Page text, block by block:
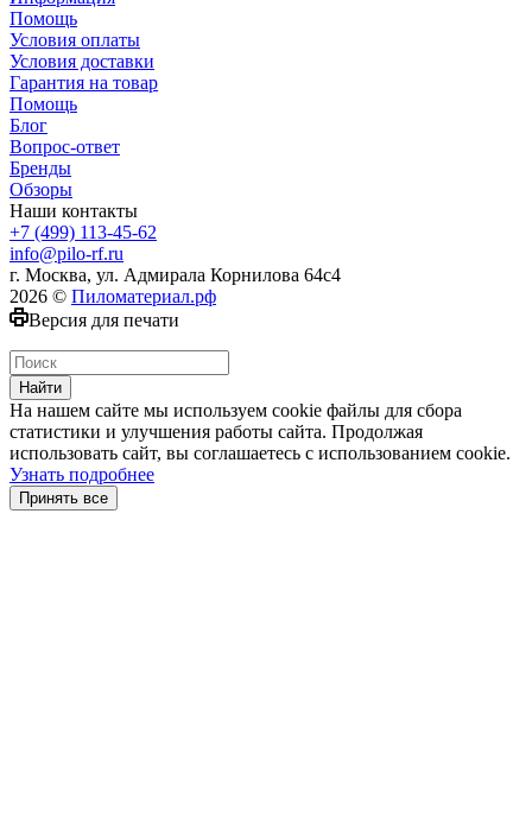
Помощь
Условия оплаты
Условия доставки
Гарантия на товар
Помощь
Блог
Вопрос-ответ
Бренды
Обзоры
Наши контакты
+7 (499) 113-45-62
info@pilo-rf.ru
г. Москва, ул. Адмирала Корнилова 64с4
2026 © Пиломатериал.рф
Версия для печати
Найти
На нашем сайте мы используем cookie файлы для сбора
статистики и улучшения работы сайта. Продолжая
использовать сайт, вы соглашаетесь с использованием cookie.
Узнать подробнее
Принять все